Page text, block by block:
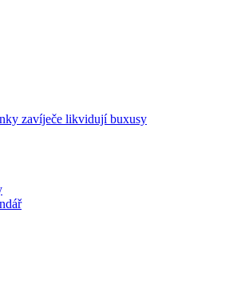
zavíječe likvidují buxusy